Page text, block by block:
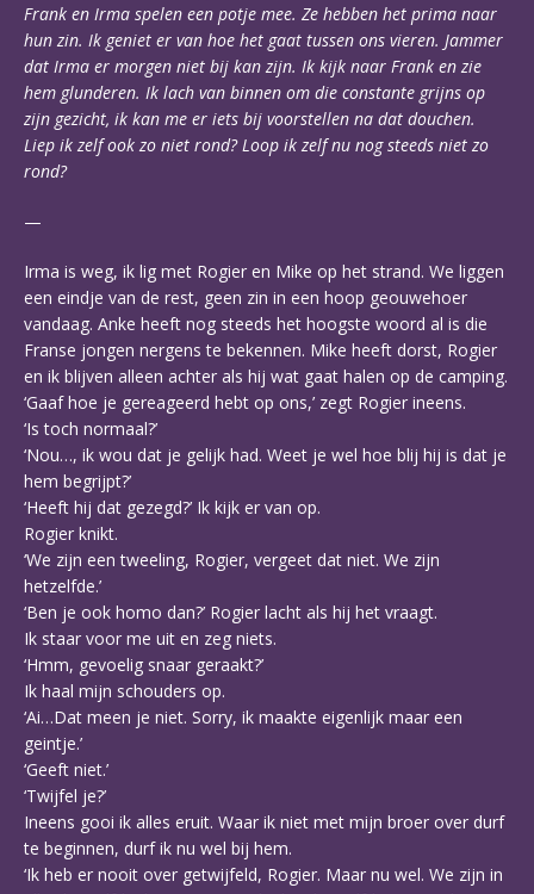
Frank en Irma spelen een potje mee. Ze hebben het prima naar
hun zin. Ik geniet er van hoe het gaat tussen ons vieren. Jammer
dat Irma er morgen niet bij kan zijn. Ik kijk naar Frank en zie
hem glunderen. Ik lach van binnen om die constante grijns op
zijn gezicht, ik kan me er iets bij voorstellen na dat douchen.
Liep ik zelf ook zo niet rond? Loop ik zelf nu nog steeds niet zo
rond?
—
Irma is weg, ik lig met Rogier en Mike op het strand. We liggen
een eindje van de rest, geen zin in een hoop geouwehoer
vandaag. Anke heeft nog steeds het hoogste woord al is die
Franse jongen nergens te bekennen. Mike heeft dorst, Rogier
en ik blijven alleen achter als hij wat gaat halen op de camping.
‘Gaaf hoe je gereageerd hebt op ons,’ zegt Rogier ineens.
‘Is toch normaal?’
‘Nou…, ik wou dat je gelijk had. Weet je wel hoe blij hij is dat je
hem begrijpt?’
‘Heeft hij dat gezegd?’ Ik kijk er van op.
Rogier knikt.
‘We zijn een tweeling, Rogier, vergeet dat niet. We zijn
hetzelfde.’
‘Ben je ook homo dan?’ Rogier lacht als hij het vraagt.
Ik staar voor me uit en zeg niets.
‘Hmm, gevoelig snaar geraakt?’
Ik haal mijn schouders op.
‘Ai…Dat meen je niet. Sorry, ik maakte eigenlijk maar een
geintje.’
‘Geeft niet.’
‘Twijfel je?’
Ineens gooi ik alles eruit. Waar ik niet met mijn broer over durf
te beginnen, durf ik nu wel bij hem.
‘Ik heb er nooit over getwijfeld, Rogier. Maar nu wel. We zijn in